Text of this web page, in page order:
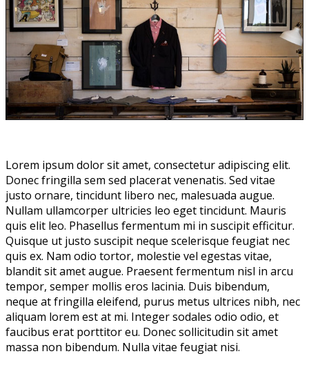
Lorem ipsum dolor sit amet, consectetur adipiscing elit.
Donec fringilla sem sed placerat venenatis. Sed vitae
justo ornare, tincidunt libero nec, malesuada augue.
Nullam ullamcorper ultricies leo eget tincidunt. Mauris
quis elit leo. Phasellus fermentum mi in suscipit efficitur.
Quisque ut justo suscipit neque scelerisque feugiat nec
quis ex. Nam odio tortor, molestie vel egestas vitae,
blandit sit amet augue. Praesent fermentum nisl in arcu
tempor, semper mollis eros lacinia. Duis bibendum,
neque at fringilla eleifend, purus metus ultrices nibh, nec
aliquam lorem est at mi. Integer sodales odio odio, et
faucibus erat porttitor eu. Donec sollicitudin sit amet
massa non bibendum. Nulla vitae feugiat nisi.